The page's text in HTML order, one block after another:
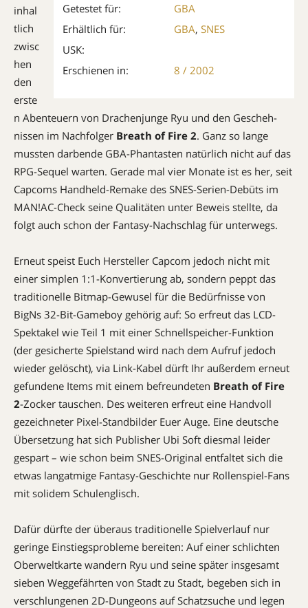
Getestet für:
GBA
Erhältlich für:
GBA, SNES
USK:
Erschienen in:
8 / 2002
inhal
tlich
zwisc
hen
den
erste
n Aben­­teu­ern von Drachen­junge Ryu und den Ge­scheh­
nissen im Nachfolger Breath of Fire 2. Ganz so lange
mussten darbende GBA-Phantasten natürlich nicht auf das
RPG-Sequel warten. Gerade mal vier Monate ist es her, seit
Capcoms Handheld-Re­ma­ke des SNES-Serien-Debüts im
MAN!AC-Check sei­­ne Qualitäten unter Beweis stellte, da
folgt auch schon der Fantasy-Nach­schlag für unterwegs.
Erneut speist Euch Hersteller Capcom jedoch nicht mit
einer simplen 1:1-Konvertierung ab, sondern peppt das
traditionelle Bitmap-Gewusel für die Bedürfnisse von
BigNs 32-Bit-Gameboy gehörig auf: So erfreut das LCD-
Spek­takel wie Teil 1 mit einer Schnell­spei­cher-Funktion
(der gesicherte Spielstand wird nach dem Aufruf jedoch
wieder gelöscht), via Link-Kabel dürft Ihr außerdem erneut
gefundene Items mit einem befreundeten Breath of Fire
2-Zocker tauschen. Des weiteren erfreut eine Handvoll
gezeichneter Pixel-Stand­bilder Euer Auge. Eine deutsche
Übersetzung hat sich Publisher Ubi Soft diesmal leider
gespart – wie schon beim SNES-Ori­ginal entfaltet sich die
etwas langatmige Fantasy-Ge­­schichte nur Rollenspiel-Fans
mit solidem Schulenglisch.
Dafür dürfte der überaus traditionelle Spielverlauf nur
geringe Einstiegs­pro­bleme bereiten: Auf einer schlichten
Oberweltkarte wandern Ryu und seine später insgesamt
sieben Weg­gefährten von Stadt zu Stadt, begeben sich in
verschlungenen 2D-Dun­geons auf Schatzsuche und legen